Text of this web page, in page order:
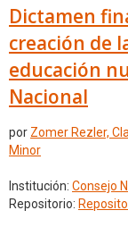
Dictamen
creación de
educación
Nacional
por Zomer Rezler,
Minor
Institución: Consejo
Repositorio: